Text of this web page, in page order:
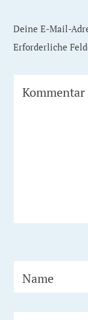
Deine E-Mail-
Erforderliche
Kommentar
Name